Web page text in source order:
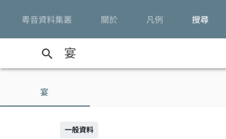
粵音資料集叢 關於 凡例 搜尋
search
宴
一般資料